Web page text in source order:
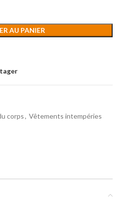
AU PANIER
corps, Vêtements intempéries